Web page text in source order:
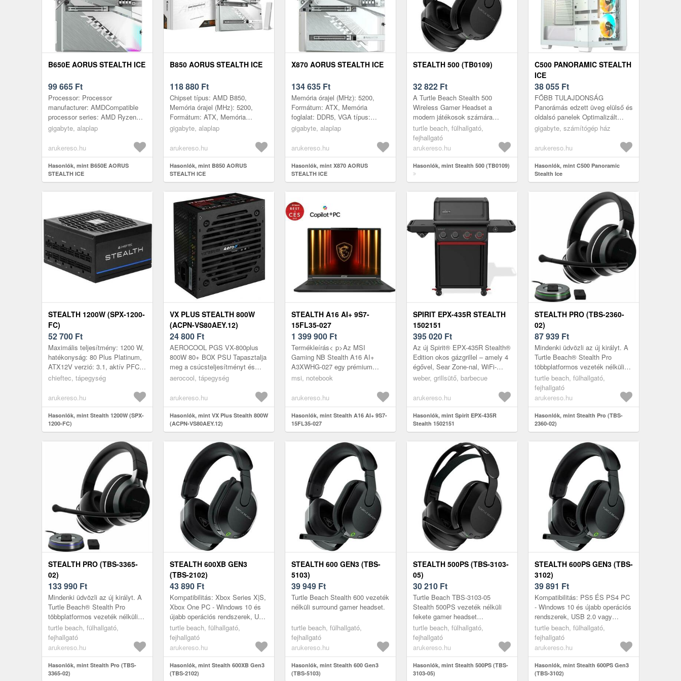
B650E AORUS STEALTH ICE
99 665 Ft
Processor: Processor
manufacturer: AMDCompatible
processor series: AMD Ryzen
9000 Series, AMD Ryzen 8000
SeriesProcessor soc...
gigabyte, alaplap
arukereso.hu
Hasonlók, mint B650E AORUS
STEALTH ICE
B850 AORUS STEALTH ICE
118 880 Ft
Chipset típus: AMD B850,
Memória órajel (MHz): 5200,
Formátum: ATX, Memória
foglalat: DDR5, Processzor
csatlakozó: Van, VGA...
gigabyte, alaplap
arukereso.hu
Hasonlók, mint B850 AORUS
STEALTH ICE
X870 AORUS STEALTH ICE
134 635 Ft
Memória órajel (MHz): 5200,
Formátum: ATX, Memória
foglalat: DDR5, VGA típus:
Nincs, Memória foglalatok
HDMI kimene...
gigabyte, alaplap
arukereso.hu
Hasonlók, mint X870 AORUS
STEALTH ICE
STEALTH 500 (TB0109)
32 822 Ft
A Turtle Beach Stealth 500
Wireless Gamer Headset a
modern játékosok számára
készült, akik a kiváló hangzás és
a hosszú üzemidő mellett a
teljes mo...
turtle beach, fülhallgató,
fejhallgató
arukereso.hu
Hasonlók, mint Stealth 500 (TB0109)
C500 PANORAMIC STEALTH
ICE
38 055 Ft
FŐBB TULAJDONSÁG
Panorámás edzett üveg elülső és
oldalsó panelek Optimalizált
légáramlás kialakítás Támogatja
alaplaptervezést, komp...
gigabyte, számítógép ház
arukereso.hu
Hasonlók, mint C500 Panoramic
Stealth Ice
STEALTH 1200W (SPX-1200-
FC)
52 700 Ft
Maximális teljesítmény: 1200 W,
hatékonyság: 80 Plus Platinum,
ATX12V verzió: 3.1, aktív PFC
(≥0, 95), +12V1 ág: 100 A
chieftec, tápegység
arukereso.hu
Hasonlók, mint Stealth 1200W (SPX-
1200-FC)
VX PLUS STEALTH 800W
(ACPN-VS80AEY.12)
24 800 Ft
AEROCOOL PGS VX-800plus
800W 80+ BOX PSU Tapasztalja
meg a csúcsteljesítményt és
megbízhatóságot az
tápegységgel, amely min...
aerocool, tápegység
arukereso.hu
Hasonlók, mint VX Plus Stealth 800W
(ACPN-VS80AEY.12)
STEALTH A16 AI+ 9S7-
15FL35-027
1 399 900 Ft
Termékleírás< p>Az MSI
Gaming NB Stealth A16 AI+
A3XWHG-027 egy prémium
kategóriás laptop, amelyet
szakemberek sz...
msi, notebook
arukereso.hu
Hasonlók, mint Stealth A16 AI+ 9S7-
15FL35-027
SPIRIT EPX-435R STEALTH
1502151
395 020 Ft
Az új Spirit® EPX-435R Stealth®
Edition okos gázgrillel – amely 4
égővel, Sear Zone-nal, WiFi-
képes digitális hőmérővel,
weber, grillsütő, barbecue
arukereso.hu
Hasonlók, mint Spirit EPX-435R
Stealth 1502151
STEALTH PRO (TBS-2360-
02)
87 939 Ft
Mindenki üdvözli az új királyt. A
Turtle Beach® Stealth Pro
többplatformos vezeték nélküli
headset a legjobb prémium
szolgáltatásokat kínálja játék...
turtle beach, fülhallgató,
fejhallgató
arukereso.hu
Hasonlók, mint Stealth Pro (TBS-
2360-02)
STEALTH PRO (TBS-3365-
02)
133 990 Ft
Mindenki üdvözli az új királyt. A
Turtle Beach® Stealth Pro
többplatformos vezeték nélküli
headset a legjobb prémium
szolgáltatásokat kínálja játék...
turtle beach, fülhallgató,
fejhallgató
arukereso.hu
Hasonlók, mint Stealth Pro (TBS-
3365-02)
STEALTH 600XB GEN3
(TBS-2102)
43 890 Ft
Kompatibilitás: Xbox Series X|S,
Xbox One PC - Windows 10 és
újabb operációs rendszerek, USB
2.0 vagy magasabb
verziószámmal PS5 ÉS PS4
Bluetooth®-...
turtle beach, fülhallgató,
fejhallgató
arukereso.hu
Hasonlók, mint Stealth 600XB Gen3
(TBS-2102)
STEALTH 600 GEN3 (TBS-
5103)
39 949 Ft
Turtle Beach Stealth 600 vezeték
nélküli surround gamer headset.
turtle beach, fülhallgató,
fejhallgató
arukereso.hu
Hasonlók, mint Stealth 600 Gen3
(TBS-5103)
STEALTH 500PS (TBS-3103-
05)
30 210 Ft
Turtle Beach TBS-3103-05
Stealth 500PS vezeték nélküli
fekete gamer headset
Termékleírás Magával ragadó
hangélmény A Spatial Audio és
Superhuman He...
turtle beach, fülhallgató,
fejhallgató
arukereso.hu
Hasonlók, mint Stealth 500PS (TBS-
3103-05)
STEALTH 600PS GEN3 (TBS-
3102)
39 891 Ft
Kompatibilitás: PS5 ÉS PS4 PC
- Windows 10 és újabb operációs
rendszerek, USB 2.0 vagy
magasabb verziószámmal
Bluetooth®-felszereltségű mobil
eszkö...
turtle beach, fülhallgató,
fejhallgató
arukereso.hu
Hasonlók, mint Stealth 600PS Gen3
(TBS-3102)